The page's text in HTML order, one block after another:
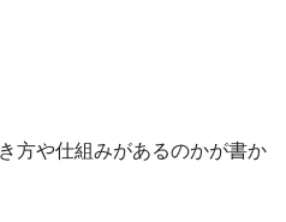
方や仕組みがあるのかが書か